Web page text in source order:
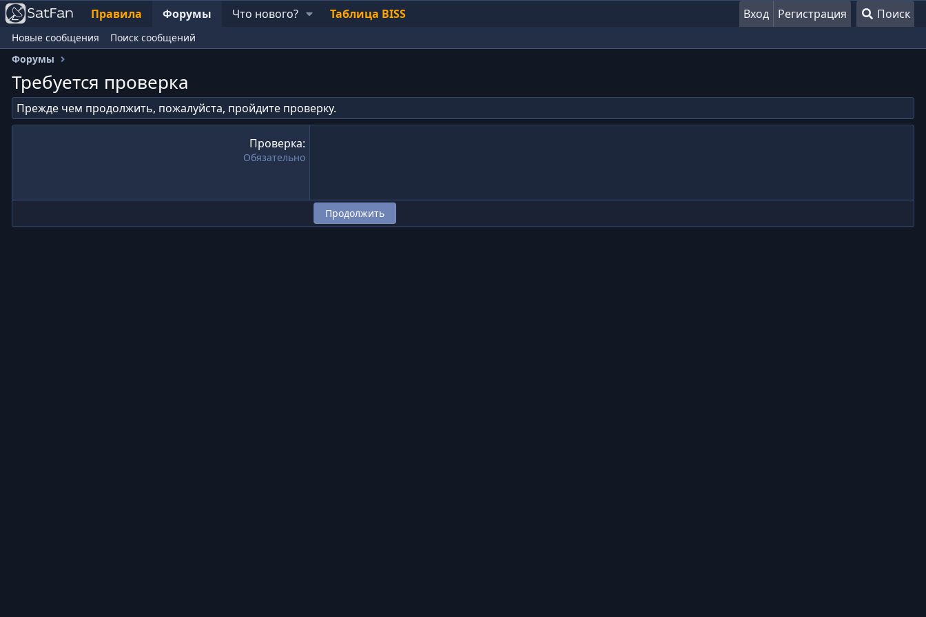
Правила Форумы Что нового? Таблица BISS Вход Регистрация Поиск
Новые сообщения
Поиск сообщений
Форумы
Требуется проверка
Прежде чем продолжить, пожалуйста, пройдите проверку.
Проверка
Обязательно
Продолжить